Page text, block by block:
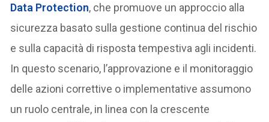
Data Protection, che promuove un approccio alla
sicurezza basato sulla gestione continua del rischio
e sulla capacità di risposta tempestiva agli incidenti.
In questo scenario, l’approvazione e il monitoraggio
delle azioni correttive o implementative assumono
un ruolo centrale, in linea con la crescente